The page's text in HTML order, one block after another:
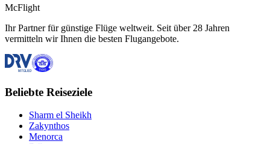
McFlight
Ihr Partner für günstige Flüge weltweit. Seit über 28 Jahren
vermitteln wir Ihnen die besten Flugangebote.
Beliebte Reiseziele
Sharm el Sheikh
Zakynthos
Menorca